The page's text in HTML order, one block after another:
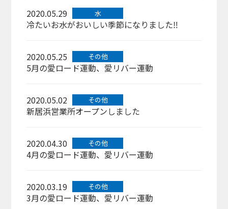
2020.05.29 水
冷たいお水がおいしい季節になりました‼
2020.05.25 その他
5月の愛ロード運動、愛リバー運動
2020.05.02 その他
新居浜営業所オープンしました
2020.04.30 その他
4月の愛ロード運動、愛リバー運動
2020.03.19 その他
3月の愛ロード運動、愛リバー運動